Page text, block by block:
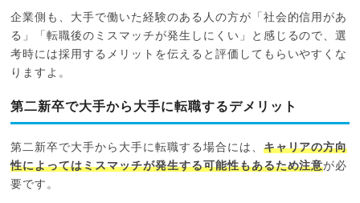
企業側も、大手で働いた経験のある人の方が「社会的信用があ
る」「転職後のミスマッチが発生しにくい」と感じるので、選
考時には採用するメリットを伝えると評価してもらいやすくな
りますよ。
第二新卒で大手から大手に転職するデメリット
第二新卒で大手から大手に転職する場合には、 キャリアの方向
性によってはミスマッチが発生する可能性もあるため注意が必
要です。